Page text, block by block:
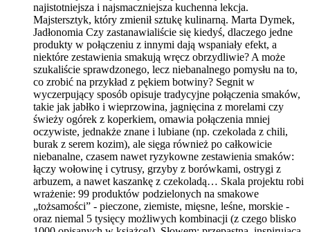
najistotniejsza i najsmaczniejsza kuchenna lekcja.
Majstersztyk, który zmienił sztukę kulinarną. Marta Dymek,
Jadłonomia Czy zastanawialiście się kiedyś, dlaczego jedne
produkty w połączeniu z innymi dają wspaniały efekt, a
niektóre zestawienia smakują wręcz obrzydliwie? A może
szukaliście sprawdzonego, lecz niebanalnego pomysłu na to,
co zrobić na przykład z pękiem botwiny? Segnit w
wyczerpujący sposób opisuje tradycyjne połączenia smaków,
takie jak jabłko i wieprzowina, jagnięcina z morelami czy
świeży ogórek z koperkiem, omawia połączenia mniej
oczywiste, jednakże znane i lubiane (np. czekolada z chili,
burak z serem kozim), ale sięga również po całkowicie
niebanalne, czasem nawet ryzykowne zestawienia smaków:
łączy wołowinę i cytrusy, grzyby z borówkami, ostrygi z
arbuzem, a nawet kaszankę z czekoladą… Skala projektu robi
wrażenie: 99 produktów podzielonych na smakowe
„tożsamości” - pieczone, ziemiste, mięsne, leśne, morskie -
oraz niemal 5 tysięcy możliwych kombinacji (z czego blisko